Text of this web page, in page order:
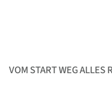
VOM START WEG ALLES